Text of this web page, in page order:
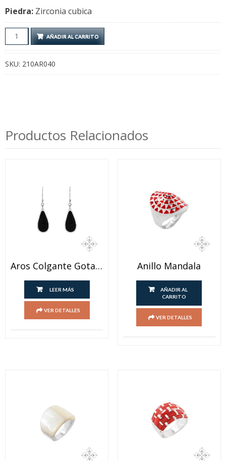
Piedra: Zirconia cubica
Aros
Abanico
AÑADIR AL CARRITO
SKU: 210AR040
Productos Relacionados
Aros Colgante Gota Onix Y Lapislazuli
LEER MÁS
VER DETALLES
Anillo Mandala
AÑADIR AL
CARRITO
VER DETALLES